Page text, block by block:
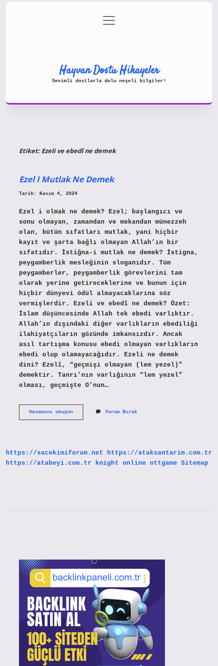
Gizlilik Politikası
menüyü
aç
Hayvan Dostu Hikayeler
Sevimli dostlarla dolu neşeli bilgiler!
Etiket:Ezeli ve ebedî ne demek
Ezel I Mutlak Ne Demek
Tarih: Kasım 4, 2024
Ezel i olmak ne demek? Ezel; başlangıcı ve
sonu olmayan, zamandan ve mekandan münezzeh
olan, bütün sıfatları mutlak, yani hiçbir
kayıt ve şarta bağlı olmayan Allah’ın bir
sıfatıdır. İstiğna-i mutlak ne demek? İstigna,
peygamberlik mesleğinin sloganıdır. Tüm
peygamberler, peygamberlik görevlerini tam
olarak yerine getireceklerine ve bunun için
hiçbir dünyevi ödül almayacaklarına söz
vermişlerdir. Ezeli ve ebedî ne demek? Özet:
İslam düşüncesinde Allah tek ebedi varlıktır.
Allah’ın dışındaki diğer varlıkların ebediliği
ilahiyatçıların gözünde imkansızdır. Ancak
asıl tartışma konusu ebedi olmayan varlıkların
ebedi olup olamayacağıdır. Ezeli ne demek
dini? Ezelî, “geçmişi olmayan (lem yezel)”
demektir. Tanrı’nın varlığının “lem yezel”
olması, geçmişte O’nun…
Devamını okuyunEzel
Yorum Bırak
https://sacekimiforum.net
https://ataksantarim.com.tr
https://atabeyi.com.tr
knight online nttgame Sitemap